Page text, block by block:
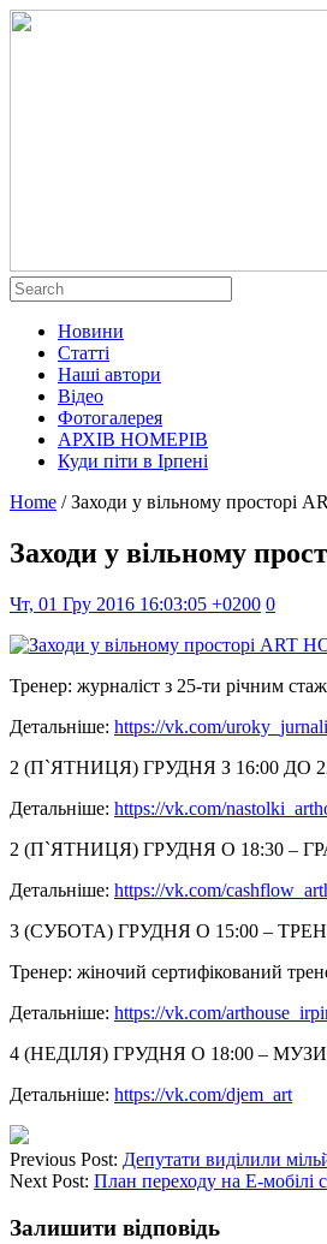
Новини
Статті
Наші автори
Відео
Фотогалерея
АРХІВ НОМЕРІВ
Куди піти в Ірпені
Home / Заходи у вільному просторі
Заходи у вільному
Чт, 01 Гру 2016 16:03:05 +0200 0
Тренер: журналіст з 25-ти річним
Детальніше: https://vk.com/
2 (П`ЯТНИЦЯ) ГРУДНЯ З 16:00 ДО
Детальніше: https://vk.com/
2 (П`ЯТНИЦЯ) ГРУДНЯ О 18:30 –
Детальніше: https://vk.com/
3 (СУБОТА) ГРУДНЯ О 15:00 –
Тренер: жіночий сертифікований
Детальніше: https://vk.com/
4 (НЕДІЛЯ) ГРУДНЯ О 18:00 –
Детальніше: https://vk.com/djem_art
Previous Post: Депутати виділили
Next Post: План переходу на Е-мобілі
Залишити відповідь